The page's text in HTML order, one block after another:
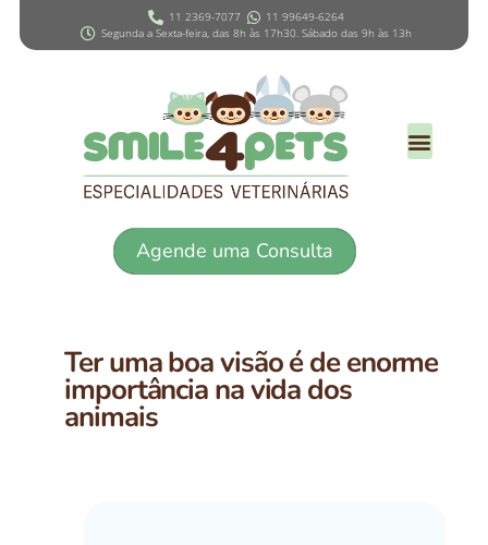
11 2369-7077
11 99649-6264
Segunda a Sexta-feira, das 8h às 17h30. Sábado das 9h às 13h
Agende uma Consulta
Ter uma boa visão é de enorme
importância na vida dos
animais